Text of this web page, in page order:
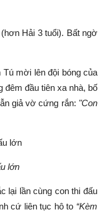
Hải 3 tuổi). Bất ngờ
mời lên đội bóng của
đêm đầu tiên xa nhà, bố
giả vờ cứng rắn: "Con
lớn
lại lần cùng con thi đấu
cứ liên tục hô to “Kèm